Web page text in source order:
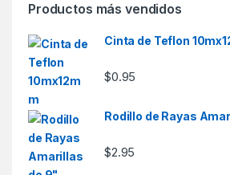
Productos más vendidos
Cinta de Teflon
$0.95
Rodillo de Rayas
$2.95